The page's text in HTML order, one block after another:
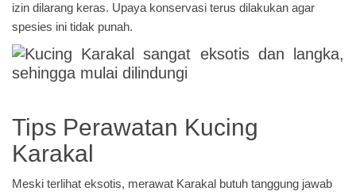
izin dilarang keras. Upaya konservasi terus dilakukan agar
spesies ini tidak punah.
Tips Perawatan Kucing
Karakal
Meski terlihat eksotis, merawat Karakal butuh tanggung jawab